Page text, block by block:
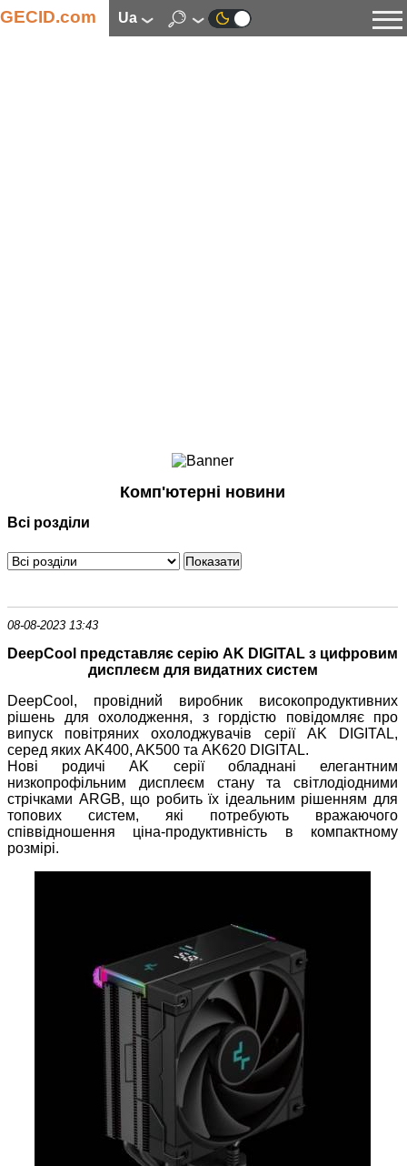
GECID.com ua
Смартфони
Периферія
Програмне забезпечення
Комп'ютерні новини
Всі розділи
08-08-2023 13:43
DeepCool представляє серію AK DIGITAL з цифровим
дисплеєм для видатних систем
DeepCool, провідний виробник високопродуктивних
рішень для охолодження, з гордістю повідомляє про
випуск повітряних охолоджувачів серії AK DIGITAL,
серед яких AK400, AK500 та AK620 DIGITAL.
Нові родичі AK серії обладнані елегантним
низкопрофільним дисплеєм стану та світлодіодними
стрічками ARGB, що робить їх ідеальним рішенням для
топових систем, які потребують вражаючого
співвідношення ціна-продуктивність в компактному
розмірі.